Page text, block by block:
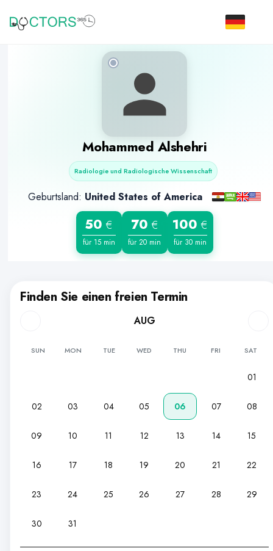
Mohammed Alshehri
Radiologie und Radiologische Wissenschaft
Geburtsland: United States of America
50 €
für 15 min
70 €
für 20 min
100 €
für 30 min
Finden Sie einen freien Termin
AUG
SUN MON TUE WED THU FRI SAT
01
02 03 04 05 06 07 08
09 10 11 12 13 14 15
16 17 18 19 20 21 22
23 24 25 26 27 28 29
30 31